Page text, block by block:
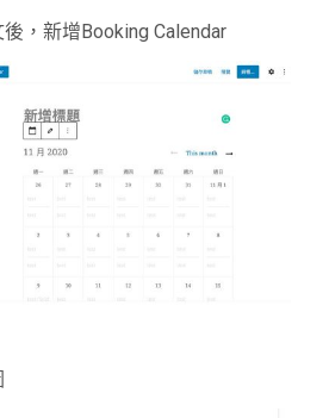
，新增Booking Calendar